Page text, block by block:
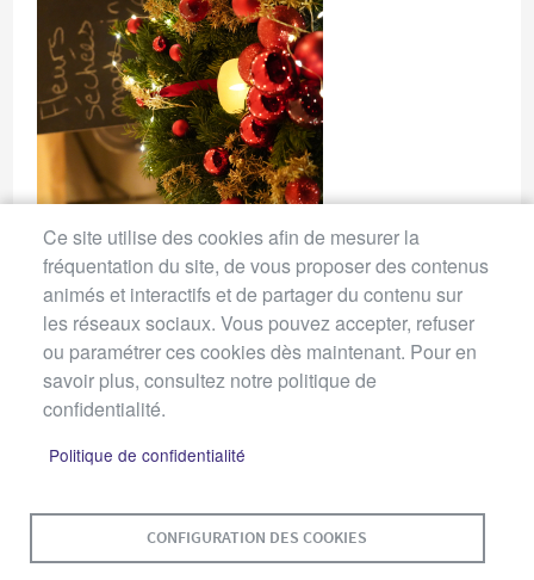
Ce site utilise des cookies afin de mesurer la
fréquentation du site, de vous proposer des contenus
animés et interactifs et de partager du contenu sur
les réseaux sociaux. Vous pouvez accepter, refuser
ou paramétrer ces cookies dès maintenant. Pour en
savoir plus, consultez notre politique de
confidentialité.
Politique de confidentialité
CONFIGURATION DES COOKIES